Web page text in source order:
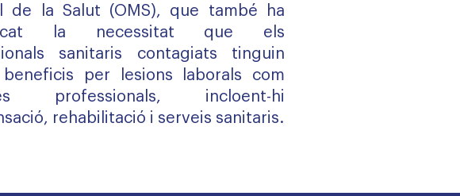
de la Salut (OMS), que també ha
la necessitat que els
sanitaris contagiats tinguin
per lesions laborals com
professionals, incloent-hi
rehabilitació i serveis sanitaris.